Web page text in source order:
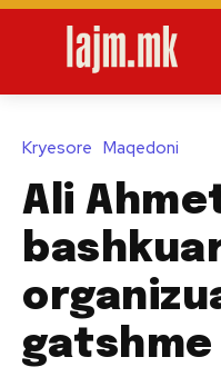
Kryesore Maqedoni
Ali